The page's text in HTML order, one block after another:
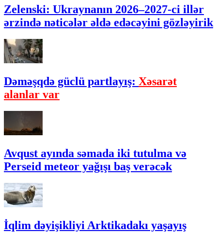
Zelenski: Ukraynanın 2026–2027-ci illər
ərzində nəticələr əldə edəcəyini gözləyirik
Dəməşqdə güclü partlayış: Xəsarət
alanlar var
Avqust ayında səmada iki tutulma və
Perseid meteor yağışı baş verəcək
İqlim dəyişikliyi Arktikadakı yaşayış